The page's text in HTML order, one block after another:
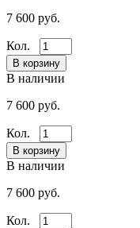
7 600 руб.
Кол.
В наличии
7 600 руб.
Кол.
В наличии
7 600 руб.
Кол.